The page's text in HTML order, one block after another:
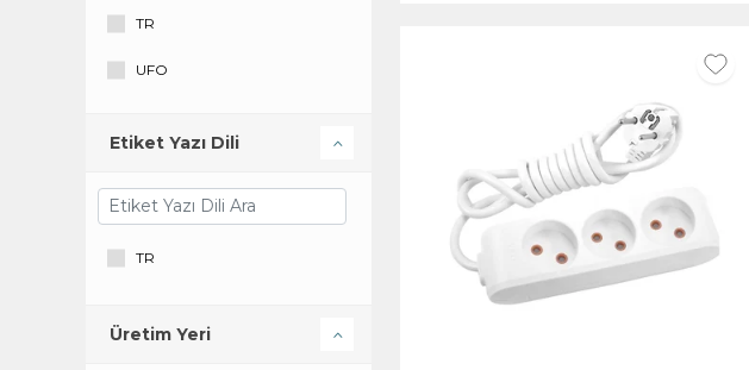
TR
UFO
Etiket Yazı Dili
TR
Üretim Yeri